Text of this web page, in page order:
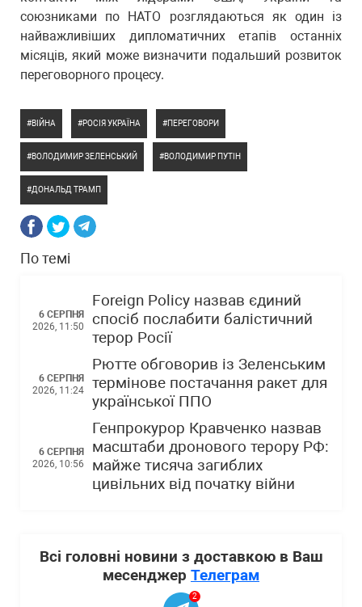
союзниками по НАТО розглядаються як один із
найважливіших дипломатичних етапів останніх
місяців, який може визначити подальший розвиток
переговорного процесу.
ВІЙНА РОСІЯ УКРАЇНА ПЕРЕГОВОРИ
ВОЛОДИМИР ЗЕЛЕНСЬКИЙ ВОЛОДИМИР ПУТІН
ДОНАЛЬД ТРАМП
По темі
6 СЕРПНЯ
2026, 11:50
Foreign Policy назвав єдиний
спосіб послабити балістичний
терор Росії
6 СЕРПНЯ
2026, 11:24
Рютте обговорив із Зеленським
термінове постачання ракет для
української ППО
6 СЕРПНЯ
2026, 10:56
Генпрокурор Кравченко назвав
масштаби дронового терору РФ:
майже тисяча загиблих
цивільних від початку війни
Всі головні новини з доставкою в Ваш
месенджер Телеграм
2